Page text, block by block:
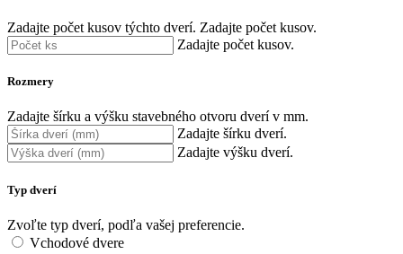
Zadajte počet kusov týchto dverí. Zadajte počet kusov.
Zadajte počet kusov.
Rozmery
Zadajte šírku a výšku stavebného otvoru dverí v mm.
Zadajte šírku dverí.
Zadajte výšku dverí.
Typ dverí
Zvoľte typ dverí, podľa vašej preferencie.
Vchodové dvere